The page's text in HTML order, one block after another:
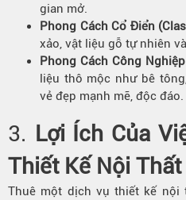
gian mở.
Phong Cách Cổ Điển
xảo, vật liệu gỗ tự nhiên
Phong Cách Công
liệu thô mộc như bê
vẻ đẹp mạnh mẽ, độc đáo.
3. Lợi Ích Của
Thiết Kế Nội Thất
Thuê một dịch vụ thiết kế nội